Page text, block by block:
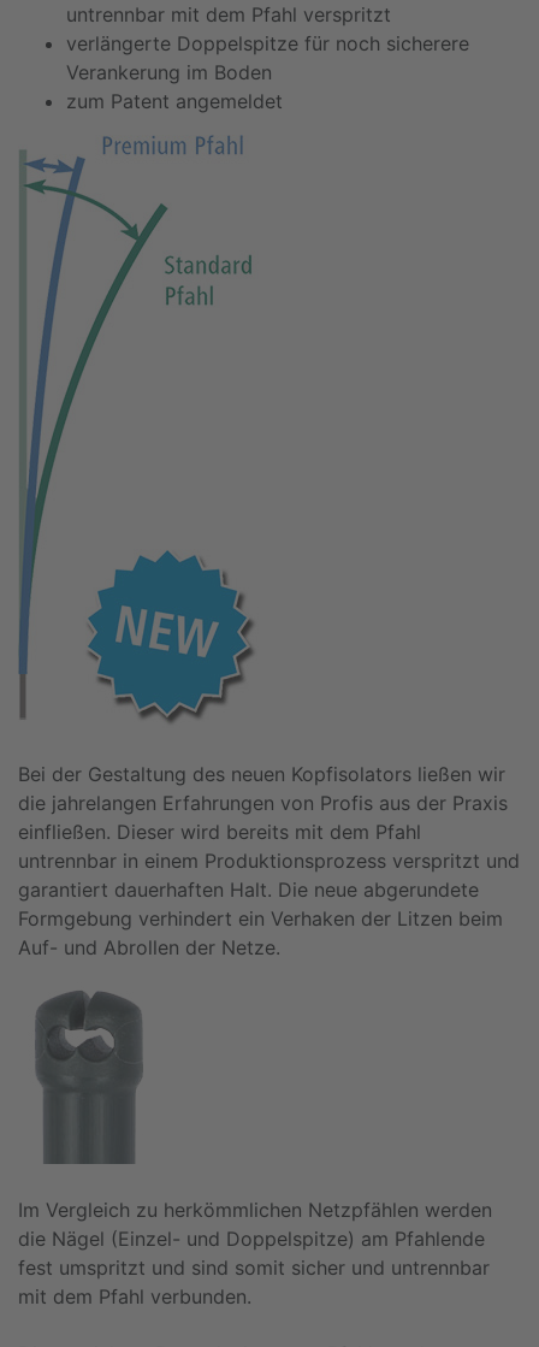
untrennbar mit dem Pfahl verspritzt
verlängerte Doppelspitze für noch sicherere
Verankerung im Boden
zum Patent angemeldet
Bei der Gestaltung des neuen Kopfisolators ließen wir
die jahrelangen Erfahrungen von Profis aus der Praxis
einfließen. Dieser wird bereits mit dem Pfahl
untrennbar in einem Produktionsprozess verspritzt und
garantiert dauerhaften Halt. Die neue abgerundete
Formgebung verhindert ein Verhaken der Litzen beim
Auf- und Abrollen der Netze.
Im Vergleich zu herkömmlichen Netzpfählen werden
die Nägel (Einzel- und Doppelspitze) am Pfahlende
fest umspritzt und sind somit sicher und untrennbar
mit dem Pfahl verbunden.